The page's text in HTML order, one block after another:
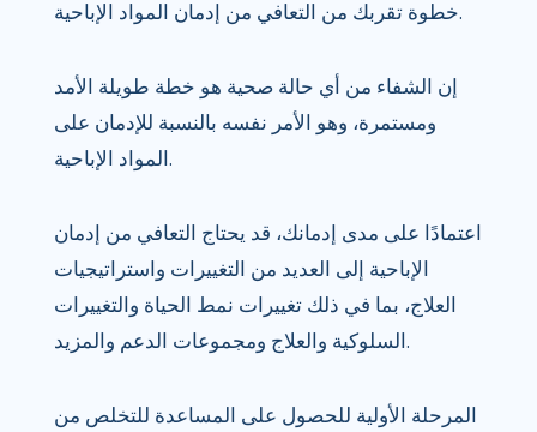
خطوة تقربك من التعافي من إدمان المواد الإباحية.
إن الشفاء من أي حالة صحية هو خطة طويلة الأمد
ومستمرة، وهو الأمر نفسه بالنسبة للإدمان على
المواد الإباحية.
اعتمادًا على مدى إدمانك، قد يحتاج التعافي من إدمان
الإباحية إلى العديد من التغييرات واستراتيجيات
العلاج، بما في ذلك تغييرات نمط الحياة والتغييرات
السلوكية والعلاج ومجموعات الدعم والمزيد.
المرحلة الأولية للحصول على المساعدة للتخلص من